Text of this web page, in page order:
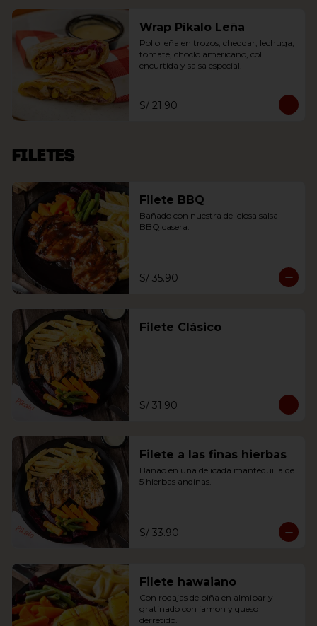
Wrap Píkalo Leña
Pollo leña en trozos, cheddar, lechuga,
tomate, choclo americano, col
encurtida y salsa especial.
S/ 21.90
Filetes
Filete BBQ
Bañado con nuestra deliciosa salsa
BBQ casera.
S/ 35.90
Filete Clásico
S/ 31.90
Filete a las finas hierbas
Bañao en una delicada mantequilla de
5 hierbas andinas.
S/ 33.90
Filete hawaiano
Con rodajas de piña en almibar y
gratinado con jamon y queso
derretido.